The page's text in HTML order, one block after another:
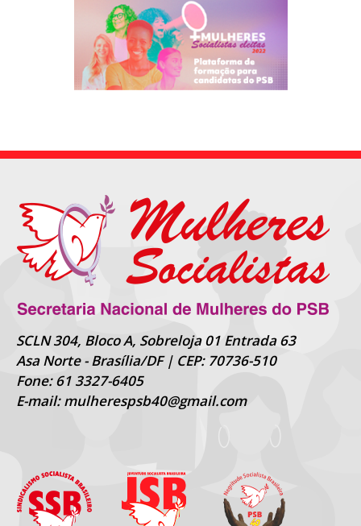
SCLN 304, Bloco A, Sobreloja 01 Entrada 63
Asa Norte - Brasília/DF | CEP: 70736-510
Fone: 61 3327-6405
E-mail: mulherespsb40@gmail.com